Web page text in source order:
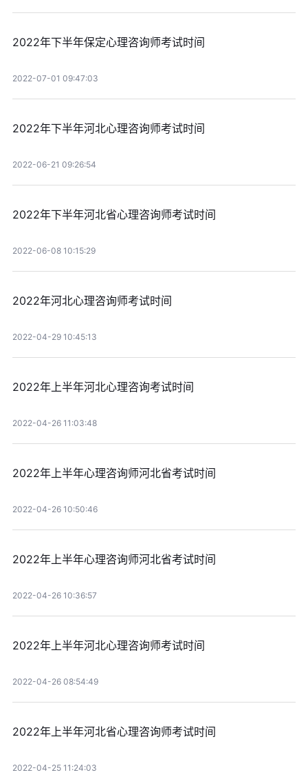
2022年下半年保定心理咨询师考试时间
2022-07-01 09:47:03
2022年下半年河北心理咨询师考试时间
2022-06-21 09:26:54
2022年下半年河北省心理咨询师考试时间
2022-06-08 10:15:29
2022年河北心理咨询师考试时间
2022-04-29 10:45:13
2022年上半年河北心理咨询考试时间
2022-04-26 11:03:48
2022年上半年心理咨询师河北省考试时间
2022-04-26 10:50:46
2022年上半年心理咨询师河北省考试时间
2022-04-26 10:36:57
2022年上半年河北心理咨询师考试时间
2022-04-26 08:54:49
2022年上半年河北省心理咨询师考试时间
2022-04-25 11:24:03